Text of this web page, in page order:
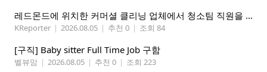
레드몬드에 위치한 커머셜 클리닝 업체에서 청소팀 직원을 모집합니다.
KReporter | 2026.08.05 | 추천 0 | 조회 84
[구직] Baby sitter Full Time Job 구함
벨뷰맘 | 2026.08.05 | 추천 0 | 조회 223